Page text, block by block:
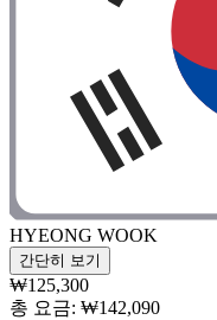
HYEONG WOOK
간단히 보기
₩125,300
총 요금: ₩142,090